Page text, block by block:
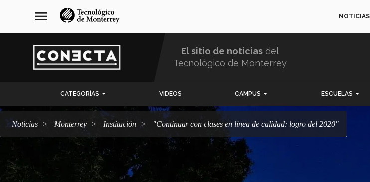
navegación
principal
menu NOTICIAS
El sitio de noticias del
Tecnológico de Monterrey
CATEGORÍAS VIDEOS CAMPUS ESCUELAS
Noticias Monterrey Institución "Continuar con clases en línea de calidad: logro del 2020"